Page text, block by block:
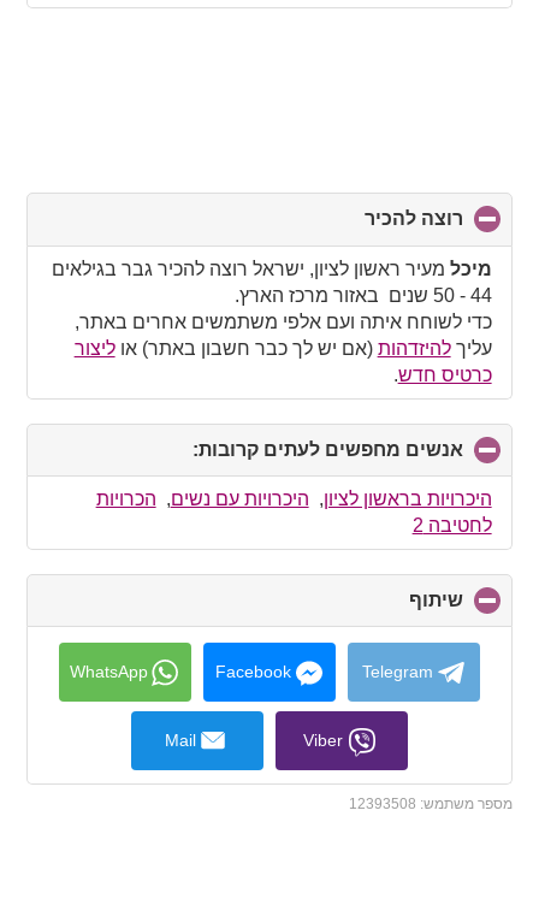
רוצה להכיר
to
collapse
contents
מיכל מעיר ראשון לציון, ישראל רוצה להכיר גבר בגילאים
44 - 50 שנים באזור מרכז הארץ.
כדי לשוחח איתה ועם אלפי משתמשים אחרים באתר,
עליךלהיזדהות (אם יש לך כבר חשבון באתר) אוליצור
כרטיס חדש.
אנשים מחפשים לעתים קרובות:
to
collapse
היכרויות בראשון לציון, היכרויות עם נשים, הכרויות
לחטיבה 2
שיתוף
to
collapse
contents
Telegram
Facebook
WhatsApp
Viber
Mail
מספר משתמש: 12393508